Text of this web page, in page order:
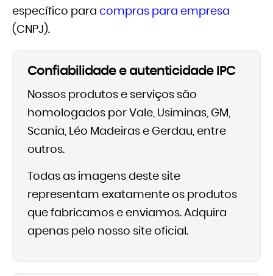
específico para compras para empresa
(CNPJ).
Confiabilidade e autenticidade IPC
Nossos produtos e serviços são
homologados por Vale, Usiminas, GM,
Scania, Léo Madeiras e Gerdau, entre
outros.
Todas as imagens deste site
representam exatamente os produtos
que fabricamos e enviamos. Adquira
apenas pelo nosso site oficial.